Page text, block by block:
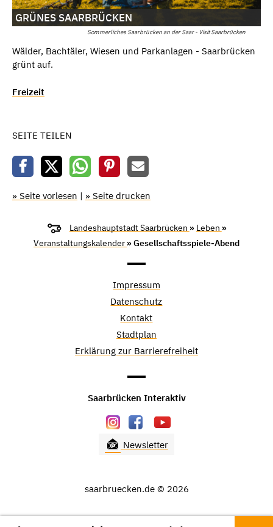
Sommerliches Saarbrücken an der Saar - Visit Saarbrücken
GRÜNES SAARBRÜCKEN
Wälder, Bachtäler, Wiesen und Parkanlagen - Saarbrücken
grünt auf.
Freizeit
SEITE TEILEN
» Seite vorlesen | » Seite drucken
Landeshauptstadt Saarbrücken » Leben »
Veranstaltungskalender » Gesellschaftsspiele-Abend
Impressum
Datenschutz
Kontakt
Stadtplan
Erklärung zur Barrierefreiheit
Saarbrücken Interaktiv
Newsletter
saarbruecken.de © 2026